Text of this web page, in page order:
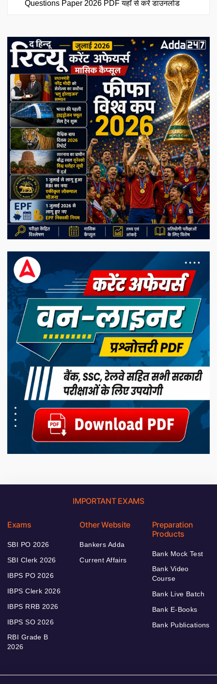
Questions Paper 2026 PDF यहाँ से करें डाउनलोड
IMPORTANT EXAMS
Exams
SBI PO 2026
SBI Clerk 2026
IBPS PO 2026
IBPS Clerk 2026
IBPS RRB 2026
IBPS SO 2026
RBI Grade B
2026
Other Website
Bankers Adda
Current Affairs
Preparation
Products
Bank Mock Test
Bank Video
Course
Bank Live Batch
Bank E-Books
Bank Publications